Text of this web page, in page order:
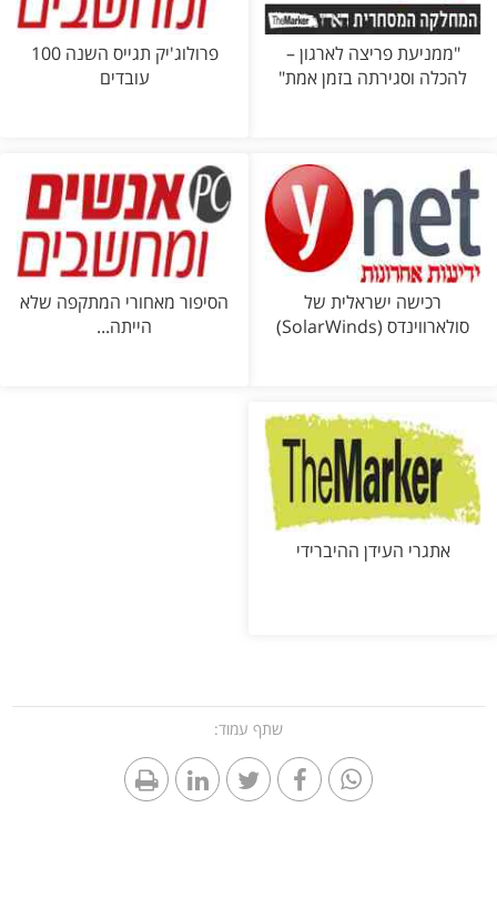
"ממניעת פריצה לארגון –
להכלה וסגירתה בזמן אמת"
פרולוג'יק תגייס השנה 100
עובדים
רכישה ישראלית של
סולארווינדס (SolarWinds)
הסיפור מאחורי המתקפה שלא
הייתה...
אתגרי העידן ההיברידי
שתף עמוד: